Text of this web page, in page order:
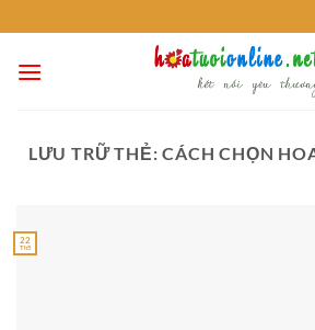
đến
nội
LƯU TRỮ THẺ:CÁCH CHỌN
22
Th5